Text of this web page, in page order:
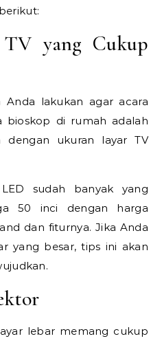
yang Cukup
lakukan agar acara
bioskop di rumah adalah
ukuran layar TV
sudah banyak yang
50 inci dengan harga
dan fiturnya. Jika Anda
yang besar, tips ini akan
lebar memang cukup